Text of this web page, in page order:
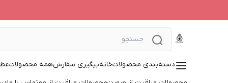
دسته‌بندی محصولاتخانهپیگیری سفارشهمه محصولات